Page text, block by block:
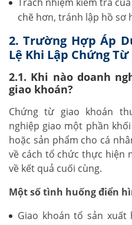
chẽ hơn, tránh lập hồ sơ
2. Trường Hợp Áp
Lệ Khi Lập Chứng Từ
2.1. Khi nào doanh
giao khoán?
Chứng từ giao khoán
nghiệp giao một phần
hoặc sản phẩm cho cá
về cách tổ chức thực hiện
về kết quả cuối cùng.
Một số tình huống điển
Giao khoán tổ sản